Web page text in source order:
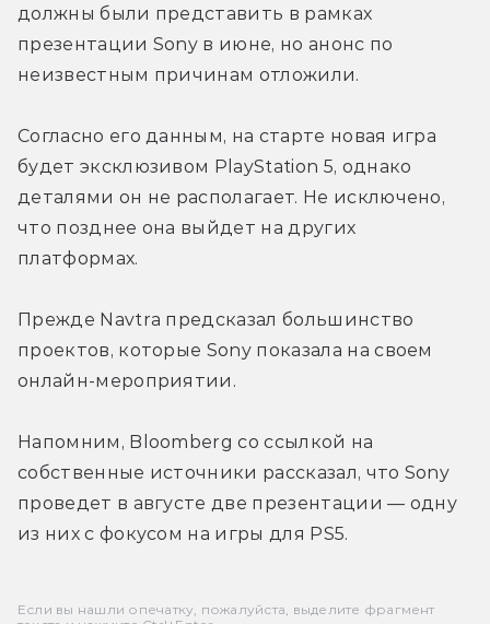
должны были представить в рамках
презентации Sony в июне, но анонс по
неизвестным причинам отложили.
Согласно его данным, на старте новая игра
будет эксклюзивом PlayStation 5, однако
деталями он не располагает. Не исключено,
что позднее она выйдет на других
платформах.
Прежде Navtra предсказал большинство
проектов, которые Sony показала на своем
онлайн-мероприятии.
Напомним, Bloomberg со ссылкой на
собственные источники рассказал, что Sony
проведет в августе две презентации — одну
из них с фокусом на игры для PS5.
Если вы нашли опечатку, пожалуйста, выделите фрагмент